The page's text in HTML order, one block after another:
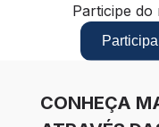
Participe do
CONHEÇA